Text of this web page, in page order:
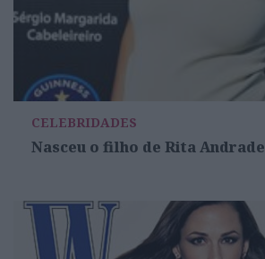
CELEBRIDADES
Nasceu o filho de Rita Andrade